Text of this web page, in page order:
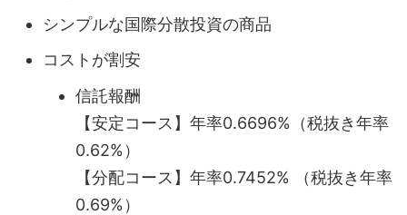
シンプルな国際分散投資の商品
コストが割安
信託報酬
【安定コース】年率0.6696%（税抜き年率
0.62%）
【分配コース】年率0.7452% （税抜き年率
0.69%）